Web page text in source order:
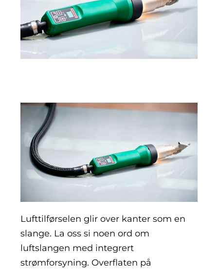
Lufttilførselen glir over kanter som en
slange. La oss si noen ord om
luftslangen med integrert
strømforsyning. Overflaten på